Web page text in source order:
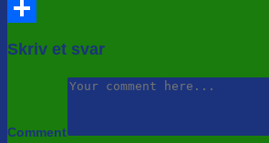
Email
Skriv et svar
Comment